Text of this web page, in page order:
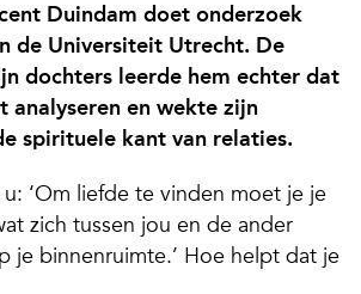
Duindam doet onderzoek
de Universiteit Utrecht. De
dochters leerde hem echter dat
analyseren en wekte zijn
spirituele kant van relaties.
‘Om liefde te vinden moet je je
zich tussen jou en de ander
je binnenruimte.’ Hoe helpt dat je